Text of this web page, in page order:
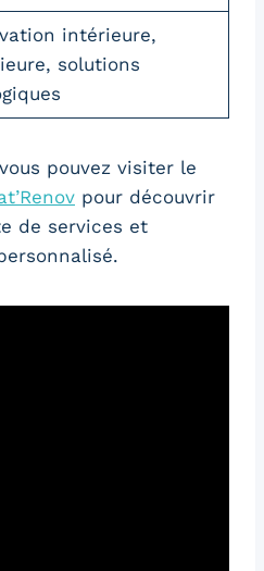
intérieure,
solutions
pouvez visiter le
pour découvrir
de services et